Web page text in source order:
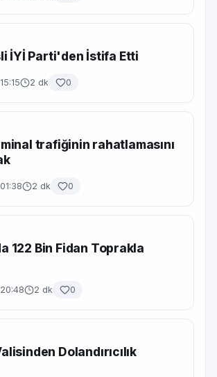
İYİ Parti'den İstifa Etti
2 dk 0
trafiğinin rahatlamasını
2 dk 0
122 Bin Fidan Toprakla
2 dk 0
Dolandırıcılık